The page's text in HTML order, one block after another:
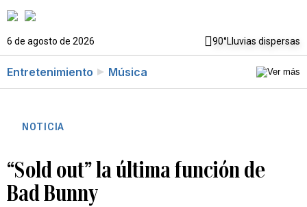
6 de agosto de 2026 90°Lluvias dispersas
Entretenimiento Música
NOTICIA
“Sold out” la última función de
Bad Bunny